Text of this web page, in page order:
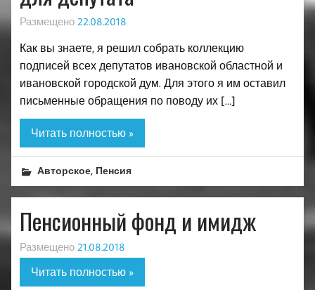
Размещено 22.08.2018
Как вы знаете, я решил собрать коллекцию
подписей всех депутатов ивановской областной и
ивановской городской дум. Для этого я им оставил
письменные обращения по поводу их […]
Читать полностью »
Авторское, Пенсия
Пенсионный фонд и имидж
Размещено 21.08.2018
Читать полностью »